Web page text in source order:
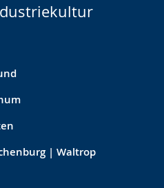
| Waltrop